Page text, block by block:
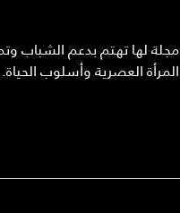
مجلة لها تهتم بدعم الشباب
المرأة العصرية وأسلوب الحياة.